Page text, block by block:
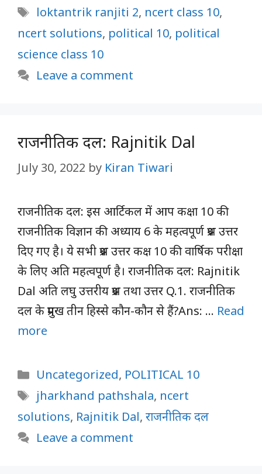
Tags
loktantrik ranjiti 2, ncert class 10,
ncert solutions, political 10, political
science class 10
Leave a comment
राजनीतिक दल: Rajnitik Dal
July 30, 2022 by Kiran Tiwari
राजनीतिक दल: इस आर्टिकल में आप कक्षा 10 की
राजनीतिक विज्ञान की अध्याय 6 के महत्वपूर्ण प्रश्न उत्तर
दिए गए है। ये सभी प्रश्न उत्तर कक्ष 10 की वार्षिक परीक्षा
के लिए अति महत्वपूर्ण है। राजनीतिक दल: Rajnitik
Dal अति लघु उत्तरीय प्रश्न तथा उत्तर Q.1. राजनीतिक
दल के प्रमुख तीन हिस्से कौन-कौन से हैं?Ans: … Read
more
Categories
Uncategorized, POLITICAL 10
Tags
jharkhand pathshala, ncert
solutions, Rajnitik Dal, राजनीतिक दल
Leave a comment